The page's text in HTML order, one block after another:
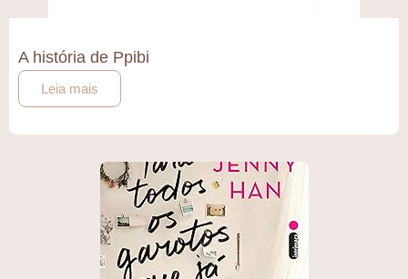
A história de Ppibi
Leia mais